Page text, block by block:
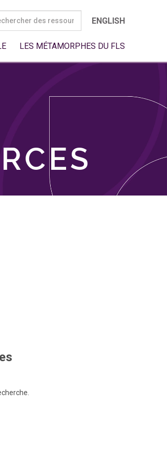
ENGLISH
LES MÉTAMORPHES DU FLS